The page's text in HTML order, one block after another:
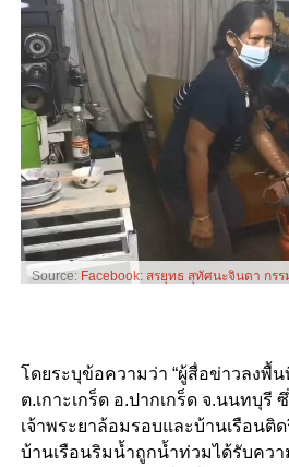
Source: Facebook: สรยุทธ สุทัศนะจินดา กรร
โดยระบุข้อความว่า “ผู้สื่อข่าวลงพื้
ต.เกาะเกร็ด อ.ปากเกร็ด จ.นนทบุ
เจ้าพระยาล้อมรอบและบ้านเรือน
บ้านเรือนริมน้ำถูกน้ำท่วมได้รับควา